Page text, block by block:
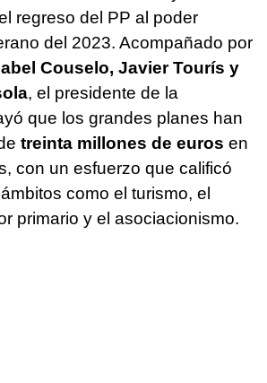
regreso del PP al poder
del 2023. Acompañado por
Couselo, Javier Tourís y
, el presidente de la
que los grandes planes han
treinta millones de euros en
con un esfuerzo que calificó
como el turismo, el
primario y el asociacionismo.